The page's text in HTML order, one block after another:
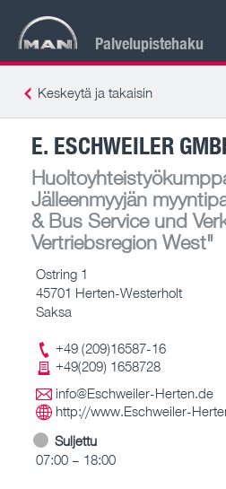
Palvelupistehaku
Keskeytä ja takaisin
E. ESCHWEILER
Jälleenmyyjän
& Bus Service und
Vertriebsregion West"
Ostring 1
45701 Herten-Westerholt
Saksa
+49 (209)16587-16
+49(209) 1658728
info@Eschweiler-Herten.de
http://www.Eschweiler-
Suljettu
07:00 – 18:00